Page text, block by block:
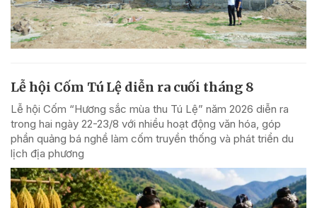
Lễ hội Cốm Tú Lệ diễn ra cuối tháng 8
Lễ hội Cốm “Hương sắc mùa thu Tú Lệ” năm 2026 diễn ra
trong hai ngày 22-23/8 với nhiều hoạt động văn hóa, góp
phần quảng bá nghề làm cốm truyền thống và phát triển du
lịch địa phương